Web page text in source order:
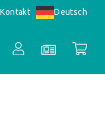
Kontakt Deutsch